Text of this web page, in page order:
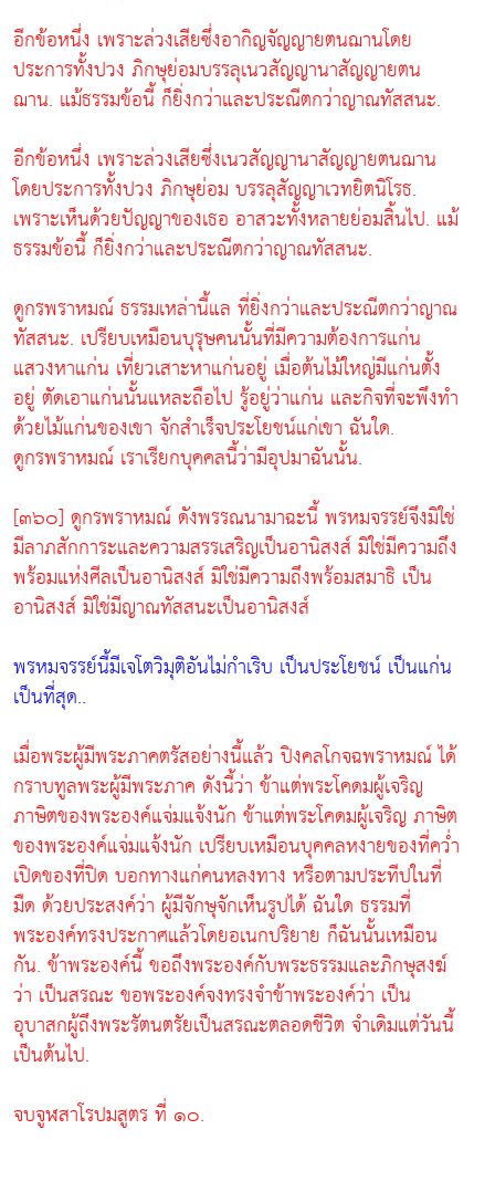
อีกข้อหนึ่ง เพราะล่วงเสียซึ่งอากิญจัญญายตนฌานโดย
ประการทั้งปวง ภิกษุย่อมบรรลุเนวสัญญานาสัญญายตน
ฌาน. แม้ธรรมข้อนี้ ก็ยิ่งกว่าและประณีตกว่าญาณทัสสนะ.
อีกข้อหนึ่ง เพราะล่วงเสียซึ่งเนวสัญญานาสัญญายตนฌาน
โดยประการทั้งปวง ภิกษุย่อม บรรลุสัญญาเวทยิตนิโรธ.
เพราะเห็นด้วยปัญญาของเธอ อาสวะทั้งหลายย่อมสิ้นไป. แม้
ธรรมข้อนี้ ก็ยิ่งกว่าและประณีตกว่าญาณทัสสนะ.
ดูกรพราหมณ์ ธรรมเหล่านี้แล ที่ยิ่งกว่าและประณีตกว่าญาณ
ทัสสนะ. เปรียบเหมือนบุรุษคนนั้นที่มีความต้องการแก่น
แสวงหาแก่น เที่ยวเสาะหาแก่นอยู่ เมื่อต้นไม้ใหญ่มีแก่นตั้ง
อยู่ ตัดเอาแก่นนั้นแหละถือไป รู้อยู่ว่าแก่น และกิจที่จะพึงทำ
ด้วยไม้แก่นของเขา จักสำเร็จประโยชน์แก่เขา ฉันใด.
ดูกรพราหมณ์ เราเรียกบุคคลนี้ว่ามีอุปมาฉันนั้น.
[๓๖๐] ดูกรพราหมณ์ ดังพรรณนามาฉะนี้ พรหมจรรย์จึงมิใช่
มีลาภสักการะและความสรรเสริญเป็นอานิสงส์ มิใช่มีความถึง
พร้อมแห่งศีลเป็นอานิสงส์ มิใช่มีความถึงพร้อมสมาธิ เป็น
อานิสงส์ มิใช่มีญาณทัสสนะเป็นอานิสงส์
พรหมจรรย์นี้มีเจโตวิมุติอันไม่กำเริบ เป็นประโยชน์ เป็นแก่น
เป็นที่สุด..
เมื่อพระผู้มีพระภาคตรัสอย่างนี้แล้ว ปิงคลโกจฉพราหมณ์ ได้
กราบทูลพระผู้มีพระภาค ดังนี้ว่า ข้าแต่พระโคดมผู้เจริญ
ภาษิตของพระองค์แจ่มแจ้งนัก ข้าแต่พระโคดมผู้เจริญ ภาษิต
ของพระองค์แจ่มแจ้งนัก เปรียบเหมือนบุคคลหงายของที่คว่ำ
เปิดของที่ปิด บอกทางแก่คนหลงทาง หรือตามประทีปในที่
มืด ด้วยประสงค์ว่า ผู้มีจักษุจักเห็นรูปได้ ฉันใด ธรรมที่
พระองค์ทรงประกาศแล้วโดยอเนกปริยาย ก็ฉันนั้นเหมือน
กัน. ข้าพระองค์นี้ ขอถึงพระองค์กับพระธรรมและภิกษุสงฆ์
ว่า เป็นสรณะ ขอพระองค์จงทรงจำข้าพระองค์ว่า เป็น
อุบาสกผู้ถึงพระรัตนตรัยเป็นสรณะตลอดชีวิต จำเดิมแต่วันนี้
เป็นต้นไป.
จบจูฬสาโรปมสูตร ที่ ๑๐.